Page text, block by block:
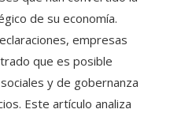
de su economía.
empresas
que es posible
y de gobernanza
Este artículo analiza